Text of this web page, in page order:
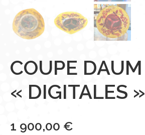
COUPE DAUM
« DIGITALES »
1 900,00 €